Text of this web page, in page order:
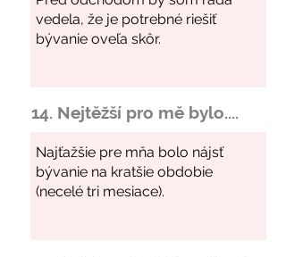
14. Nejtěžší pro mě bylo....